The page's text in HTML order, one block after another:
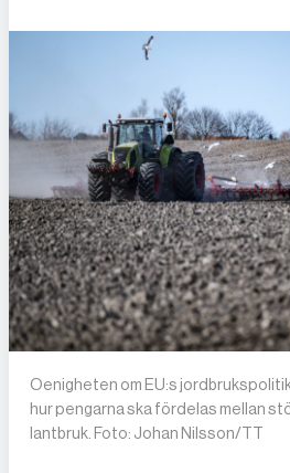
Oenigheten om EU:s
hur pengarna ska fördelas mellan
lantbruk. Foto: Johan Nilsson/TT